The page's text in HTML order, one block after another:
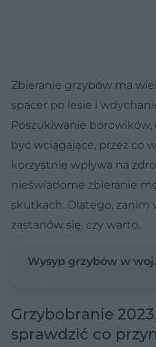
Zbieranie grzybów ma
spacer po lesie i
Poszukiwanie
być wciągające, przez co
korzystnie wpływa na
nieświadome zbieranie
skutkach. Dlatego, zanim
zastanów się, czy warto.
Wysyp grzybów w
Grzybobranie
sprawdzić co